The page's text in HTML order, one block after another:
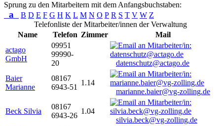
Sprung zu den Mitarbeitern mit dem Anfangsbuchstaben:
a B D E F G H K L M N O P R S T V W Z
Telefonliste der Mitarbeiter/innen der Verwaltung
Name
Telefon Zimmer
Mail
actago
GmbH
09951
99990-
20
datenschutz@actago.de
Baier
Marianne
08167
6943-51
1.14
marianne.baier@vg-zolling.de
Beck Silvia
08167
6943-26
1.04
silvia.beck@vg-zolling.de